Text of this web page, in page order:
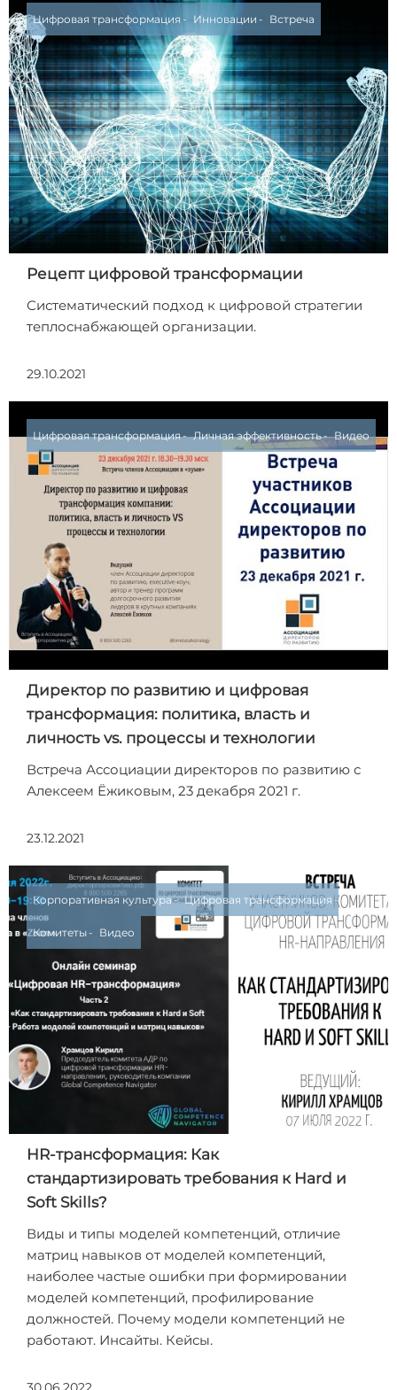
Цифровая трансформация Инновации Встреча
Рецепт цифровой трансформации
Систематический подход к цифровой стратегии
теплоснабжающей организации.
29.10.2021
Цифровая трансформация Личная эффективность Видео
Директор по развитию и цифровая
трансформация: политика, власть и
личность vs. процессы и технологии
Встреча Ассоциации директоров по развитию с
Алексеем Ёжиковым, 23 декабря 2021 г.
23.12.2021
Корпоративная культура Цифровая трансформация
Комитеты Видео
HR-трансформация: Как
стандартизировать требования к Hard и
Soft Skills?
Виды и типы моделей компетенций, отличие
матриц навыков от моделей компетенций,
наиболее частые ошибки при формировании
моделей компетенций, профилирование
должностей. Почему модели компетенций не
работают. Инсайты. Кейсы.